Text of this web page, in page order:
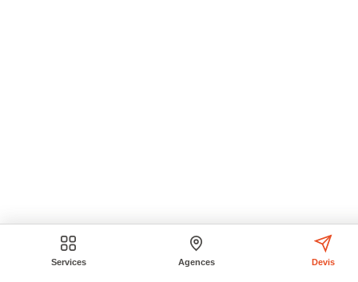
Services Agences Devis